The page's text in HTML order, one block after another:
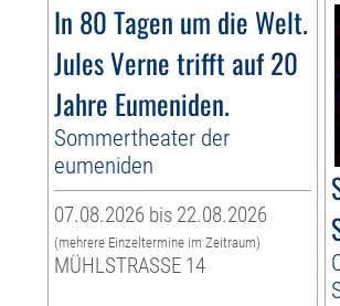
In 80 Tagen um die Welt.
Jules Verne trifft auf 20
Jahre Eumeniden.
Sommertheater der
eumeniden
07.08.2026 bis 22.08.2026
(mehrere Einzeltermine im Zeitraum)
MÜHLSTRASSE 14